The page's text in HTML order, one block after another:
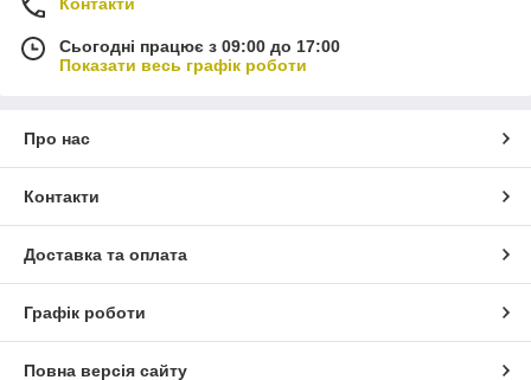
Сьогодні працює з 09:00 до 17:00
Показати весь графік роботи
Про нас
Контакти
Доставка та оплата
Графік роботи
Повна версія сайту